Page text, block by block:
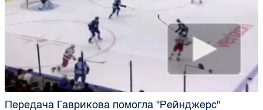
Передача Гаврикова помогла "Рейнджерс"